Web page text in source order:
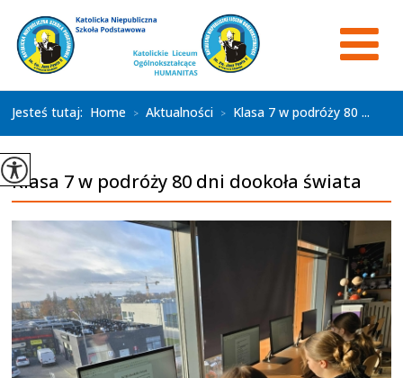
Jesteś tutaj: Home > Aktualności > Klasa 7 w podróży 80 ...
Klasa 7 w podróży 80 dni dookoła świata